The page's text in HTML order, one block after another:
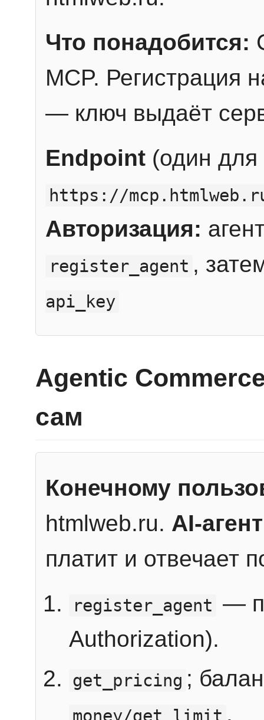
Что понадобится:
MCP. Регистрация
— ключ выдаёт
Endpoint (один для
https://
Авторизация:
register_agent ,
api_key
Agentic
сам
Конечному
htmlweb.ru. AI-агент
платит и отвечает
register_agent —
Authorization).
get_pricing ;
.